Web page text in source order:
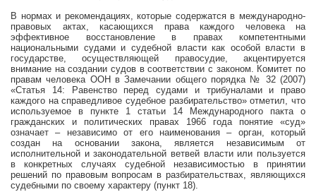
В нормах и рекомендациях, которые содержатся в международно-
правовых актах, касающихся права каждого человека на
эффективное восстановление в правах компетентными
национальными судами и судебной власти как особой власти в
государстве, осуществляющей правосудие, акцентируется
внимание на создании судов в соответствии с законом. Комитет по
правам человека ООН в Замечании общего порядка № 32 (2007)
«Статья 14: Равенство перед судами и трибуналами и право
каждого на справедливое судебное разбирательство» отметил, что
используемое в пункте 1 статьи 14 Международного пакта о
гражданских и политических правах 1966 года понятие «суд»
означает – независимо от его наименования – орган, который
создан на основании закона, является независимым от
исполнительной и законодательной ветвей власти или пользуется
в конкретных случаях судебной независимостью в принятии
решений по правовым вопросам в разбирательствах, являющихся
судебными по своему характеру (пункт 18).